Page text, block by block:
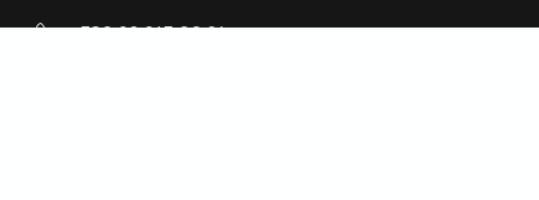
+380 99 243 00 24